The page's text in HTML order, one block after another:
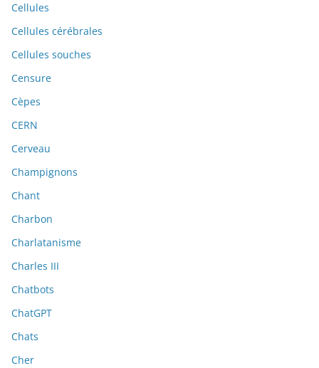
Cellules
Cellules cérébrales
Cellules souches
Censure
Cèpes
CERN
Cerveau
Champignons
Chant
Charbon
Charlatanisme
Charles III
Chatbots
ChatGPT
Chats
Cher